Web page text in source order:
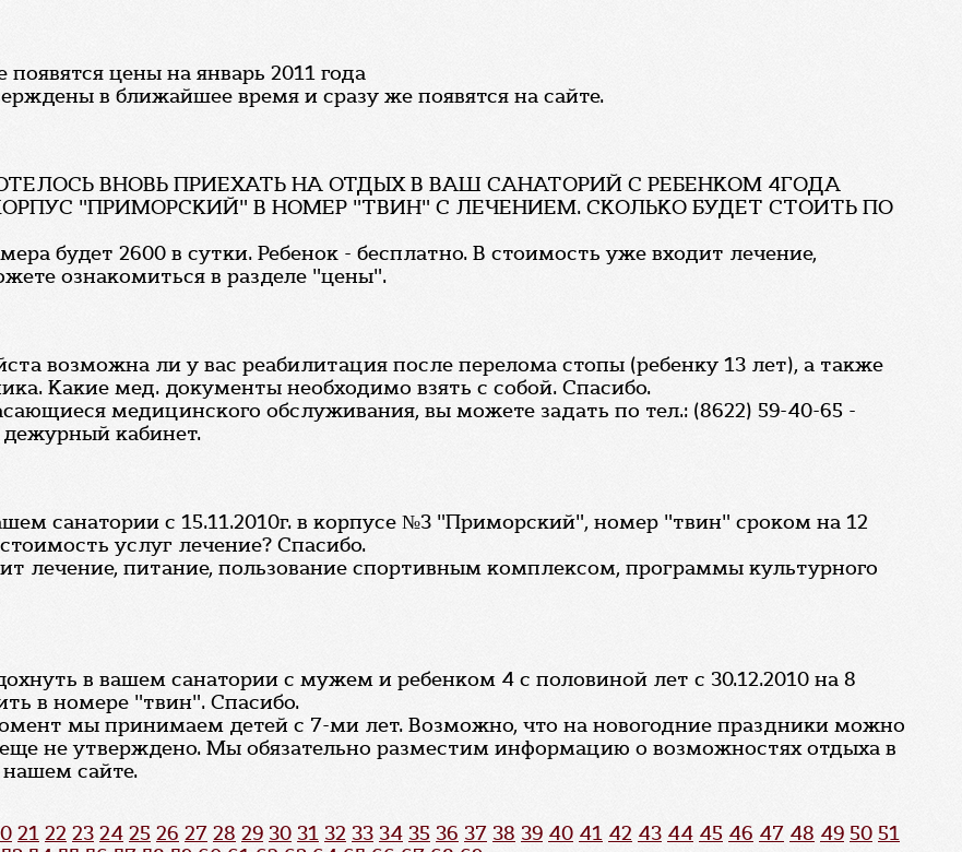
цены на январь 2011 года
в ближайшее время и сразу же появятся на сайте.
ВНОВЬ ПРИЕХАТЬ НА ОТДЫХ В ВАШ САНАТОРИЙ С РЕБЕНКОМ 4ГОДА
КОРПУС "ПРИМОРСКИЙ" В НОМЕР "ТВИН" С ЛЕЧЕНИЕМ. СКОЛЬКО БУДЕТ СТОИТЬ ПО
будет 2600 в сутки. Ребенок - бесплатно. В стоимость уже входит лечение,
ознакомиться в разделе "цены".
возможна ли у вас реабилитация после перелома стопы (ребенку 13 лет), а также
Какие мед. документы необходимо взять с собой. Спасибо.
медицинского обслуживания, вы можете задать по тел.: (8622) 59-40-65 -
дежурный кабинет.
санатории с 15.11.2010г. в корпусе №3 "Приморский", номер "твин" сроком на 12
услуг лечение? Спасибо.
лечение, питание, пользование спортивным комплексом, программы культурного
в вашем санатории с мужем и ребенком 4 с половиной лет с 30.12.2010 на 8
в номере "твин". Спасибо.
мы принимаем детей с 7-ми лет. Возможно, что на новогодние праздники можно
не утверждено. Мы обязательно разместим информацию о возможностях отдыха в
сайте.
21 22 23 24 25 26 27 28 29 30 31 32 33 34 35 36 37 38 39 40 41 42 43 44 45 46 47 48 49 50 51